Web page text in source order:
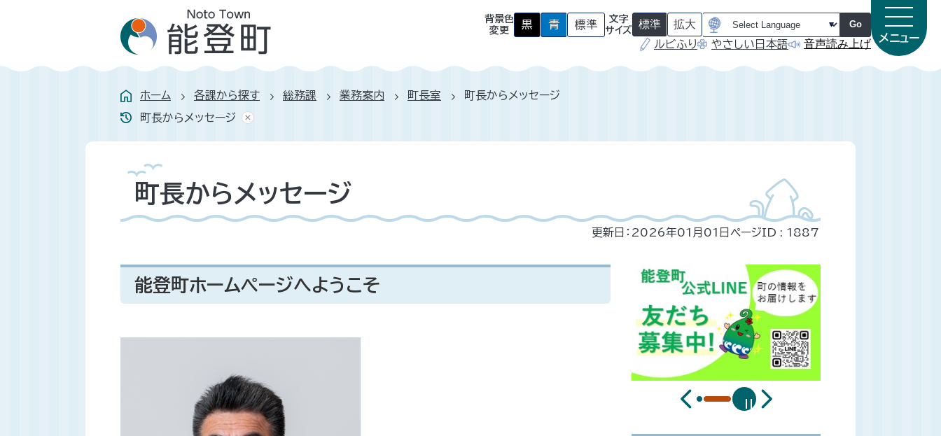
背景色
変更
黒
背
景
に
青
背
景
青
に
標準
背
景
文字
サイズ
標準
（
期
拡大
（
期
Go
ルビふり やさしい日本語 音声読み上げ メニュー
ホーム 各課から探す 総務課 業務案内 町長室
町長からメッセージ
町長からメッセージ
町長からメッセージ
更新日：2026年01月01日 ページID : 1887
能登町ホームページへようこそ